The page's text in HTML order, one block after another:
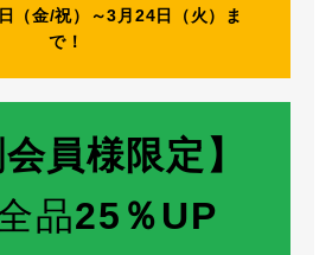
（金/祝）～3月24日（火）ま
で！
会員様限定】
品25％UP